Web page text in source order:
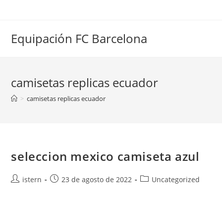
Equipación FC Barcelona
camisetas replicas ecuador
> camisetas replicas ecuador
seleccion mexico camiseta azul
Autoristern
Publicación
23 de agosto de 2022
Categoría
Uncategorized